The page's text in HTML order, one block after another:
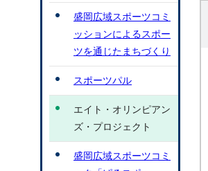
盛岡広域スポーツコミ
ッションによるスポー
ツを通じたまちづくり
スポーツパル
エイト・オリンピアン
ズ・プロジェクト
盛岡広域スポーツコミ